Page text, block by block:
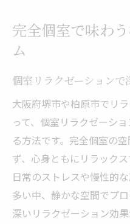
完全個室で味わ
ム
個室リラクゼーションで
大阪府堺市や柏原市でリ
って、個室リラクゼーシ
る方法です。完全個室の
ず、心身ともにリラック
日常のストレスや慢性的
多い中、静かな空間でプ
深いリラクゼーション効果